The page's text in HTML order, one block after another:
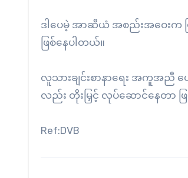
ဒါပေမဲ့ အာဆီယံ အစည်းအဝေးက
ဖြစ်နေပါတယ်။
လူသားချင်းစာနာရေး အကူအ
လည်း တိုးမြှင့် လုပ်ဆောင်နေတာ ဖ
Ref:DVB